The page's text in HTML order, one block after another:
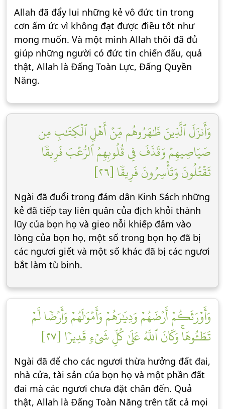
Allah đã đẩy lui những kẻ vô đức tin trong
cơn ấm ức vì không đạt được điều tốt như
mong muốn. Và một mình Allah thôi đã đủ
giúp những người có đức tin chiến đấu, quả
thật, Allah là Đấng Toàn Lực, Đấng Quyền
Năng.
وَأَنزَلَ ٱلَّذِينَ ظَٰهَرُوهُم مِّنۡ أَهۡلِ ٱلۡكِتَٰبِ مِن
صَيَاصِيهِمۡ وَقَذَفَ فِي قُلُوبِهِمُ ٱلرُّعۡبَ فَرِيقٗا
تَقۡتُلُونَ وَتَأۡسِرُونَ فَرِيقٗا [٢٦]
Ngài đã đuổi trong đám dân Kinh Sách những
kẻ đã tiếp tay liên quân của địch khỏi thành
lũy của bọn họ và gieo nỗi khiếp đảm vào
lòng của bọn họ, một số trong bọn họ đã bị
các ngươi giết và một số khác đã bị các ngươi
bắt làm tù binh.
وَأَوۡرَثَكُمۡ أَرۡضَهُمۡ وَدِيَٰرَهُمۡ وَأَمۡوَٰلَهُمۡ وَأَرۡضٗا لَّمۡ
تَطَـُٔوهَاۚ وَكَانَ ٱللَّهُ عَلَىٰ كُلِّ شَيۡءٖ قَدِيرٗا [٢٧]
Ngài đã để cho các ngươi thừa hưởng đất đai,
nhà cửa, tài sản của bọn họ và một phần đất
đai mà các ngươi chưa đặt chân đến. Quả
thật, Allah là Đấng Toàn Năng trên tất cả mọi